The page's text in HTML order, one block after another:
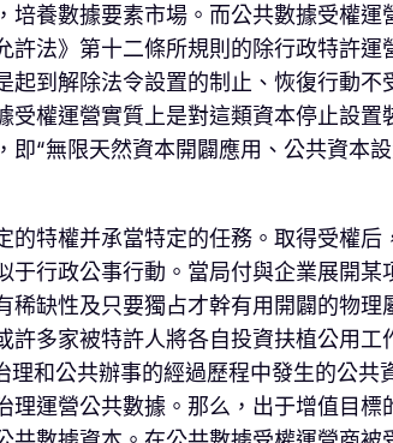
養數據要素市場。而公共數據受權
法》第十二條所規則的除行政特許
到解除法令設置的制止、恢復行動
權運營實質上是對這類資本停止設
即“無限天然資本開闢應用、公共資本
特權并承當特定的任務。取得受權后
行政公事行動。當局付與企業展開
缺性及只要獨占才幹有用開闢的物
多家被特許人將各自投資扶植公用
理和公共辦事的經過歷程中發生的公
運營公共數據。那么，出于增值目